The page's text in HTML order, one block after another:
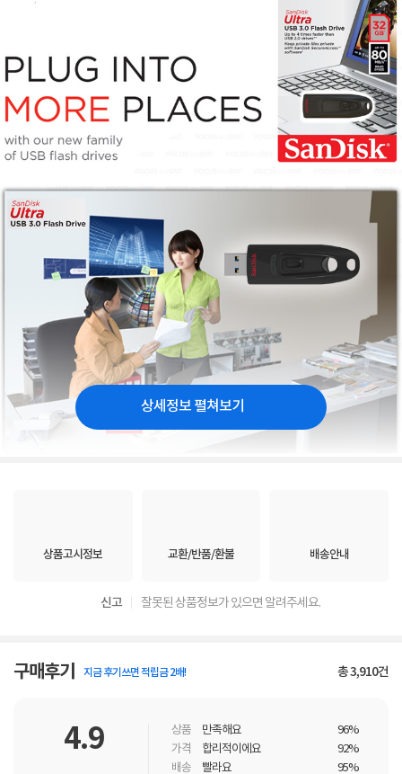
상세정보 펼쳐보기
상품고시정보 교환/반품/환불 배송안내
신고 잘못된 상품정보가 있으면 알려주세요.
구매후기 지금 후기쓰면 적립금 2배! 총3,910건
4.9 상품 만족해요
96%
가격
합리적이에요
92%
배송
빨라요 95%